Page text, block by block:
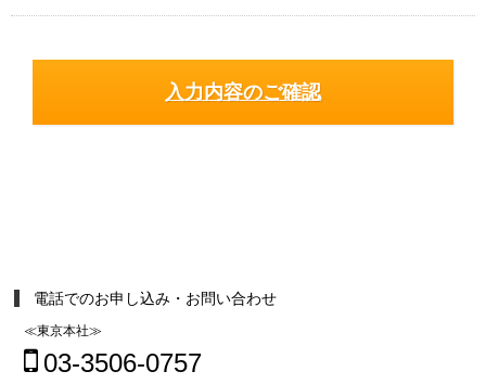
電話でのお申し込み・お問い合わせ
≪東京本社≫
03-3506-0757